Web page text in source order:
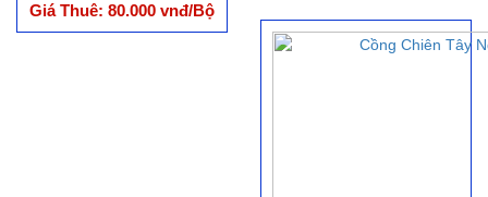
Giá Thuê: 80.000 vnđ/Bộ